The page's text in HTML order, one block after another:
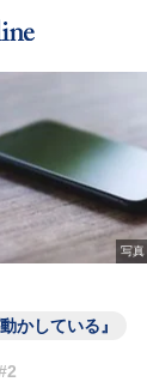
写
かしている』